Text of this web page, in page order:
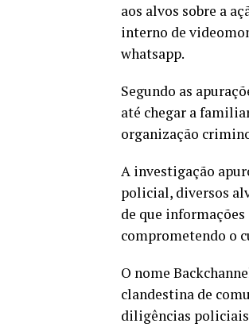
aos alvos sobre a
interno de
whatsapp.
Segundo as
até chegar a
organização
A investigação
policial, diversos
de que
comprometendo o
O nome
clandestina de
diligências